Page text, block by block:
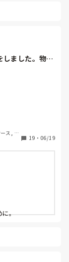
しました。物品
頭の中にあっ
ような安物じ
し、
ス, 脳
19 ・ 06/19
に。